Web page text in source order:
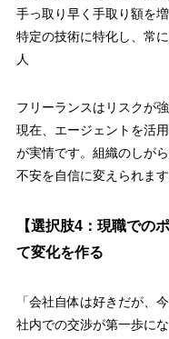
手っ取り早く手取り額を
特定の技術に特化し、常
人
フリーランスはリスクが
現在、 エージェントを活
が実情です。組織のしが
不安を自信に変えられます
【選択肢4：現職での
て変化を作る
「会社自体は好きだが、
社内での交渉が第一歩にな